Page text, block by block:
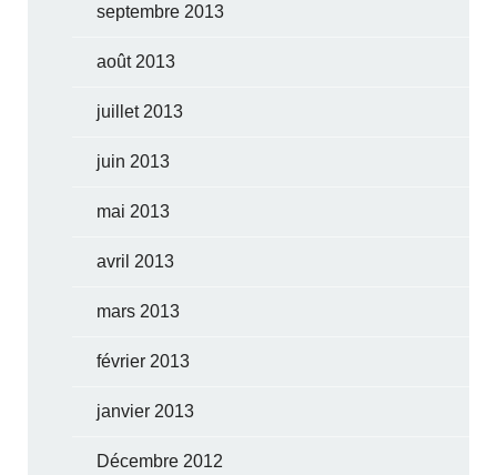
septembre 2013
août 2013
juillet 2013
juin 2013
mai 2013
avril 2013
mars 2013
février 2013
janvier 2013
Décembre 2012